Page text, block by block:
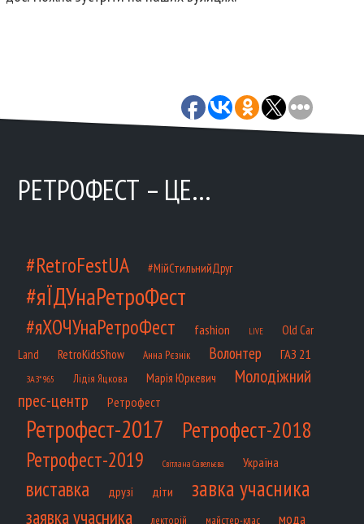
РЕТРОФЕСТ – ЦЕ…
#RetroFestUA #МійСтильнийДруг
#яЇДУнаРетроФест
#яХОЧУнаРетроФест fashion LIVE
Old Car
Land
RetroKidsShow Анна Рєзнік Волонтер ГАЗ 21
ЗАЗ*965 Лідія Яцкова Марія Юркевич
Молодіжний
прес-центр
Ретрофест
Ретрофест-2017 Ретрофест-2018
Ретрофест-2019 Світлана Савельєва Україна
виставка друзі діти завка учасника
заявка учасника лекторій майстер-клас мода